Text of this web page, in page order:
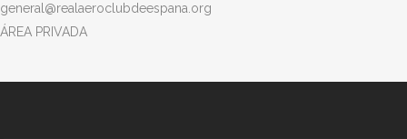
general@realaeroclubdeespana.org
ÁREA PRIVADA